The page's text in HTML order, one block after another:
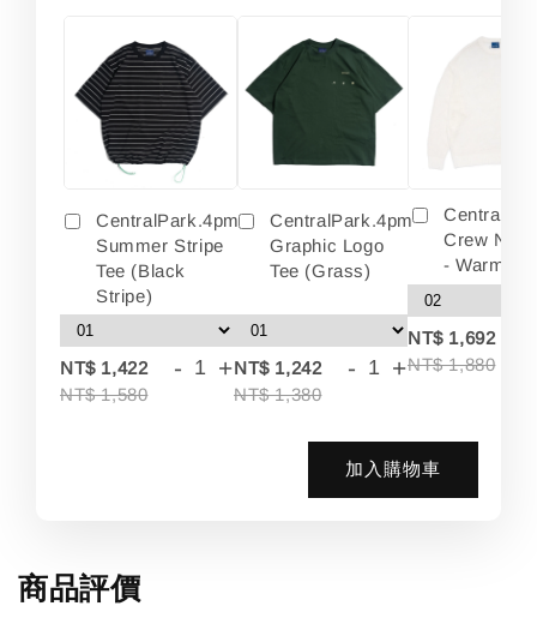
CentralPark.4pm
Summer Stripe
Tee (Black
Stripe)
NT$ 1,422
NT$ 1,580
- +
CentralPark.4pm
Graphic Logo
Tee (Grass)
NT$ 1,242
NT$ 1,380
- +
Crew
- Warm
NT$ 1,692
NT$ 1,880
加入購物車
商品評價